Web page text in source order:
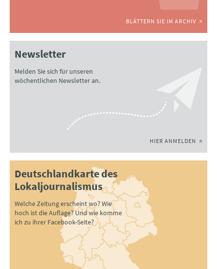
BLÄTTERN SIE IM ARCHIV
Newsletter
Melden Sie sich für unseren
wöchentlichen Newsletter an.
HIER ANMELDEN
Deutschlandkarte des
Lokaljournalismus
Welche Zeitung erscheint wo? Wie
hoch ist die Auflage? Und wie komme
ich zu ihrer Facebook-Seite?